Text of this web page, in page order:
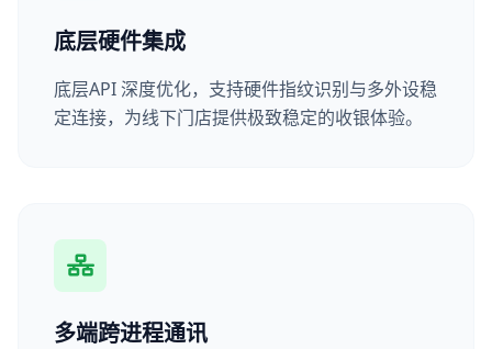
底层硬件集成
底层API 深度优化，支持硬件指纹识别与多外设稳
定连接，为线下门店提供极致稳定的收银体验。
多端跨进程通讯